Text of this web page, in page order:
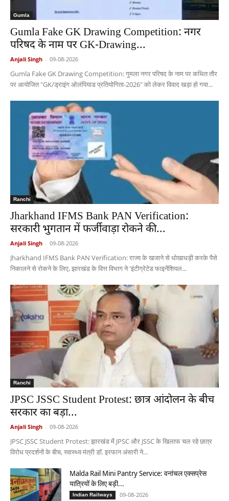
Gumla
Gumla Fake GK Drawing Competition: नगर
परिषद के नाम पर GK-Drawing...
Anjali Singh - 09-08-2026
Gumla Fake GK Drawing Competition: गुमला नगर परिषद के नाम पर कथित तौर
पर आयोजित "GK/ड्राइंग ओलंपियाड प्रतियोगिता-2026" को लेकर विवाद खड़ा हो गया...
Ranchi
Jharkhand IFMS Bank PAN Verification:
सरकारी भुगतान में फर्जीवाड़ा रोकने की...
Anjali Singh - 09-08-2026
Jharkhand IFMS Bank PAN Verification: राज्य के खजाने से धोखाधड़ी करके पैसे
निकालने से रोकने के लिए, झारखंड के वित्त विभाग ने 'इंटीग्रेटेड फाइनेंशियल...
Ranchi
JPSC JSSC Student Protest: छात्र आंदोलन के बीच
सरकार का बड़ा...
Anjali Singh - 09-08-2026
JPSC JSSC Student Protest: झारखंड में JPSC और JSSC के खिलाफ चल रहे छात्र
विरोध प्रदर्शनों के बीच, स्वास्थ्य मंत्री डॉ. इरफान अंसारी ने...
Malda Rail Mini Pantry Service: वनांचल एक्सप्रेस
यात्रियों के लिए बड़ी...
Indian Railways 09-08-2026